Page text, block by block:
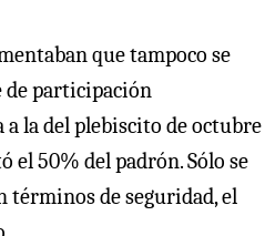
que tampoco se
de participación
la del plebiscito de octubre
el 50% del padrón. Sólo se
términos de seguridad, el